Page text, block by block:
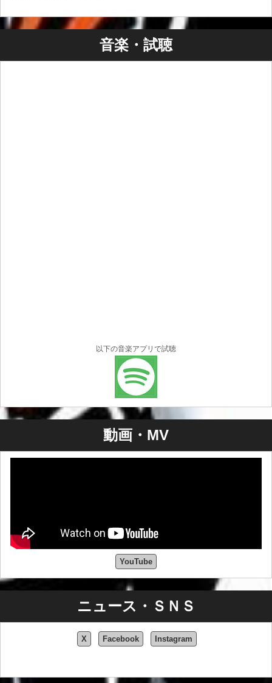
音楽・試聴
以下の音楽アプリで試聴
動画・MV
YouTube
ニュース・ＳＮＳ
X Facebook Instagram